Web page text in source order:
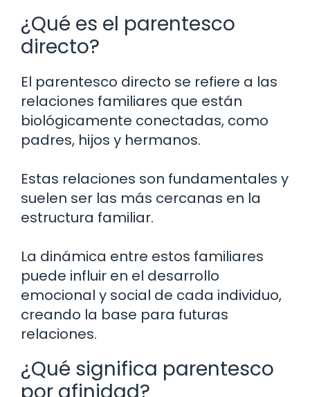
¿Qué es el parentesco
directo?
El parentesco directo se refiere a las
relaciones familiares que están
biológicamente conectadas, como
padres, hijos y hermanos.
Estas relaciones son fundamentales y
suelen ser las más cercanas en la
estructura familiar.
La dinámica entre estos familiares
puede influir en el desarrollo
emocional y social de cada individuo,
creando la base para futuras
relaciones.
¿Qué significa parentesco